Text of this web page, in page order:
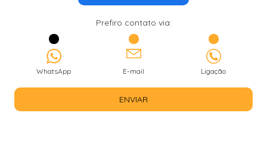
Prefiro contato via:
WhatsApp E-mail Ligação
ENVIAR